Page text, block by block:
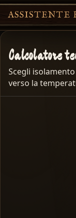
Calcolatore
Scegli
verso la